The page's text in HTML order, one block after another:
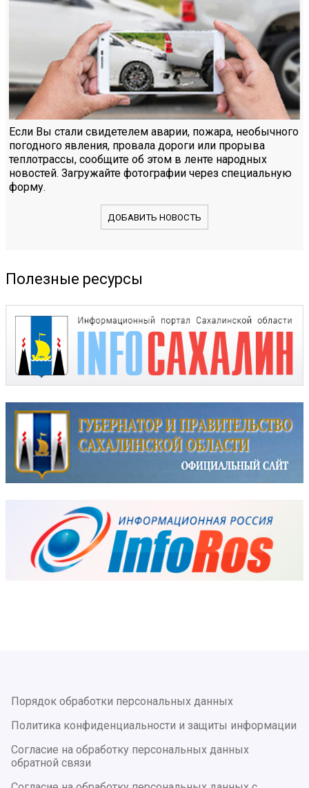
Если Вы стали свидетелем аварии, пожара, необычного
погодного явления, провала дороги или прорыва
теплотрассы, сообщите об этом в ленте народных
новостей. Загружайте фотографии через специальную
форму.
ДОБАВИТЬ НОВОСТЬ
Полезные ресурсы
Порядок обработки персональных данных
Политика конфиденциальности и защиты информации
Согласие на обработку персональных данных
обратной связи